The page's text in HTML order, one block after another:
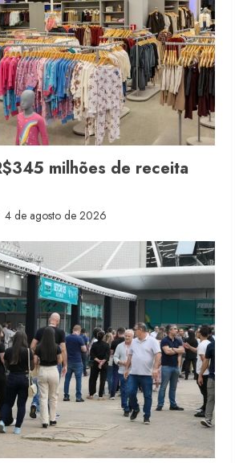
milhões de receita
4 de agosto de 2026